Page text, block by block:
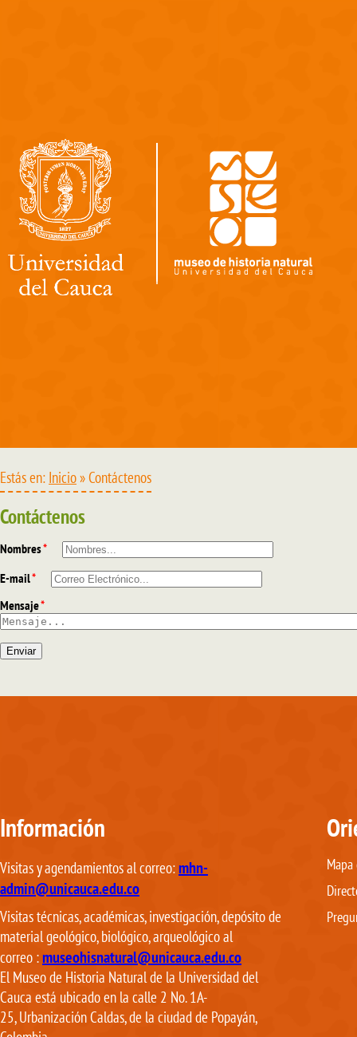
Estás en:Inicio» Contáctenos
Contáctenos
Nombres*
E-mail*
Mensaje*
Información
Visitas y agendamientos al correo:mhn-
admin@unicauca.edu.co
Visitas técnicas, académicas, investigación, depósito de
material geológico, biológico, arqueológico al
correo :museohisnatural@unicauca.edu.co
El Museo de Historia Natural de la Universidad del
Cauca está ubicado en la calle 2 No. 1A-
25, Urbanización Caldas, de la ciudad de Popayán,